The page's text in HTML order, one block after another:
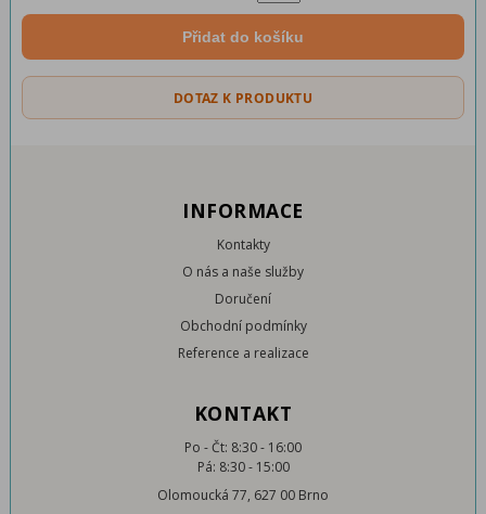
Přidat do košíku
DOTAZ K PRODUKTU
INFORMACE
Kontakty
O nás a naše služby
Doručení
Obchodní podmínky
Reference a realizace
KONTAKT
Po - Čt: 8:30 - 16:00
Pá: 8:30 - 15:00
Olomoucká 77, 627 00 Brno